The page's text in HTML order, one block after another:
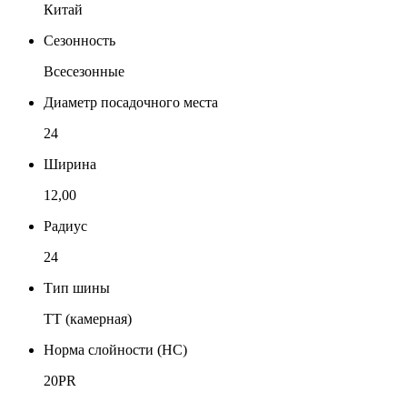
Китай
Сезонность
Всесезонные
Диаметр посадочного места
24
Ширина
12,00
Радиус
24
Тип шины
TT (камерная)
Норма слойности (НС)
20PR